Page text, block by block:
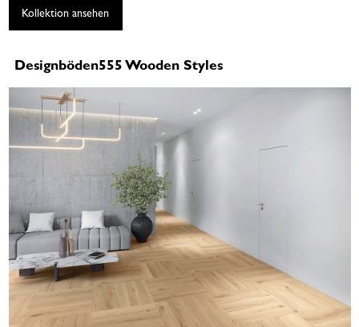
Kollektion ansehen
Designböden555 Wooden Styles